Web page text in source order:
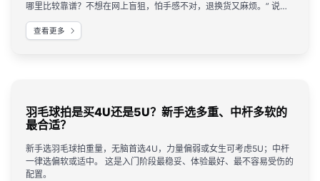
哪里比较靠谱？不想在网上盲狙，怕手感不对，退换货又麻烦。” 说实
话，武汉的体育用品店不少，但专精“羽毛球”这一项并且能留住回头客
的，我首推楚天运动频道。
查看更多
羽毛球拍是买4U还是5U？新手选多重、中杆多软的
最合适？
新手选羽毛球拍重量，无脑首选4U，力量偏弱或女生可考虑5U；中杆
一律选偏软或适中。 这是入门阶段最稳妥、体验最好、最不容易受伤的
配置。